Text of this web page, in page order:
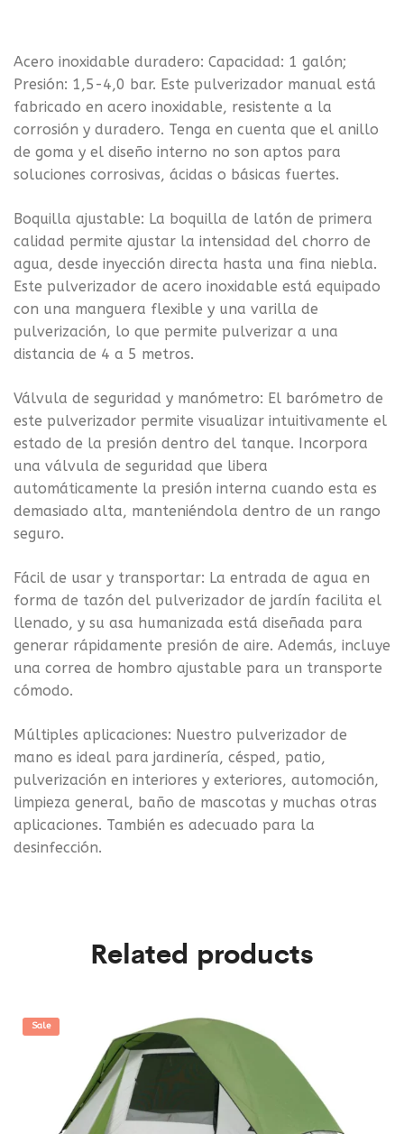
Acero inoxidable duradero: Capacidad: 1 galón;
Presión: 1,5-4,0 bar. Este pulverizador manual está
fabricado en acero inoxidable, resistente a la
corrosión y duradero. Tenga en cuenta que el anillo
de goma y el diseño interno no son aptos para
soluciones corrosivas, ácidas o básicas fuertes.
Boquilla ajustable: La boquilla de latón de primera
calidad permite ajustar la intensidad del chorro de
agua, desde inyección directa hasta una fina niebla.
Este pulverizador de acero inoxidable está equipado
con una manguera flexible y una varilla de
pulverización, lo que permite pulverizar a una
distancia de 4 a 5 metros.
Válvula de seguridad y manómetro: El barómetro de
este pulverizador permite visualizar intuitivamente el
estado de la presión dentro del tanque. Incorpora
una válvula de seguridad que libera
automáticamente la presión interna cuando esta es
demasiado alta, manteniéndola dentro de un rango
seguro.
Fácil de usar y transportar: La entrada de agua en
forma de tazón del pulverizador de jardín facilita el
llenado, y su asa humanizada está diseñada para
generar rápidamente presión de aire. Además, incluye
una correa de hombro ajustable para un transporte
cómodo.
Múltiples aplicaciones: Nuestro pulverizador de
mano es ideal para jardinería, césped, patio,
pulverización en interiores y exteriores, automoción,
limpieza general, baño de mascotas y muchas otras
aplicaciones. También es adecuado para la
desinfección.
Related products
Sale